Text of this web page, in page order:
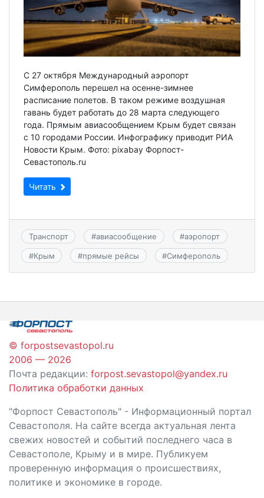
С 27 октября Международный аэропорт
Симферополь перешел на осенне-зимнее
расписание полетов. В таком режиме воздушная
гавань будет работать до 28 марта следующего
года. Прямым авиасообщением Крым будет связан
с 10 городами России. Инфографику приводит РИА
Новости Крым. Фото: pixabay Форпост-
Севастополь.ru
Читать
Транспорт #авиасообщение #аэропорт
#Крым #прямые рейсы #Симферополь
© forpostsevastopol.ru
2006 — 2026
Почта редакции: forpost.sevastopol@yandex.ru
Политика обработки данных
"Форпост Севастополь" - Информационный портал
Севастополя. На сайте всегда актуальная лента
свежих новостей и событий последнего часа в
Севастополе, Крыму и в мире. Публикуем
проверенную информация о происшествиях,
политике и экономике в городе.